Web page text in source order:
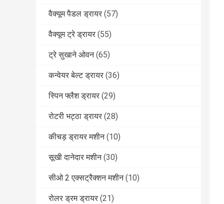
वैक्यूम पैडल ड्रायर (57)
वैक्यूम ट्रे ड्रायर (55)
ट्रे सुखाने ओवन (65)
कन्वेयर बेल्ट ड्रायर (36)
स्पिन फ्लैश ड्रायर (29)
रोटरी भट्ठा ड्रायर (28)
कीचड़ ड्रायर मशीन (10)
सूखी दानेदार मशीन (30)
सीओ 2 एक्सट्रैक्शन मशीन (10)
रोलर ड्रम ड्रायर (21)